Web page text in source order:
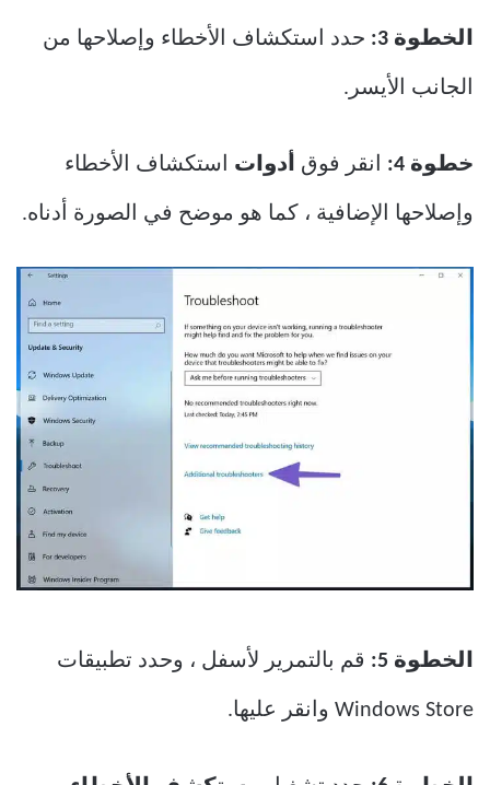
الخطوة 3: حدد استكشاف الأخطاء وإصلاحها من
الجانب الأيسر.
خطوة 4: انقر فوق أدوات استكشاف الأخطاء
وإصلاحها الإضافية ، كما هو موضح في الصورة أدناه.
الخطوة 5: قم بالتمرير لأسفل ، وحدد تطبيقات
Windows Store وانقر عليها.